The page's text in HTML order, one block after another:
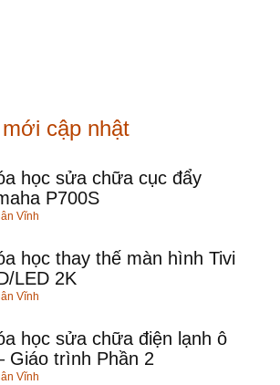
cập nhật
học sửa chữa cục đẩy
P700S
Vĩnh
học thay thế màn hình Tivi
LED 2K
Vĩnh
học sửa chữa điện lạnh ô
Giáo trình Phần 2
Vĩnh